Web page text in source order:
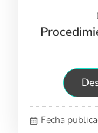
Fecha